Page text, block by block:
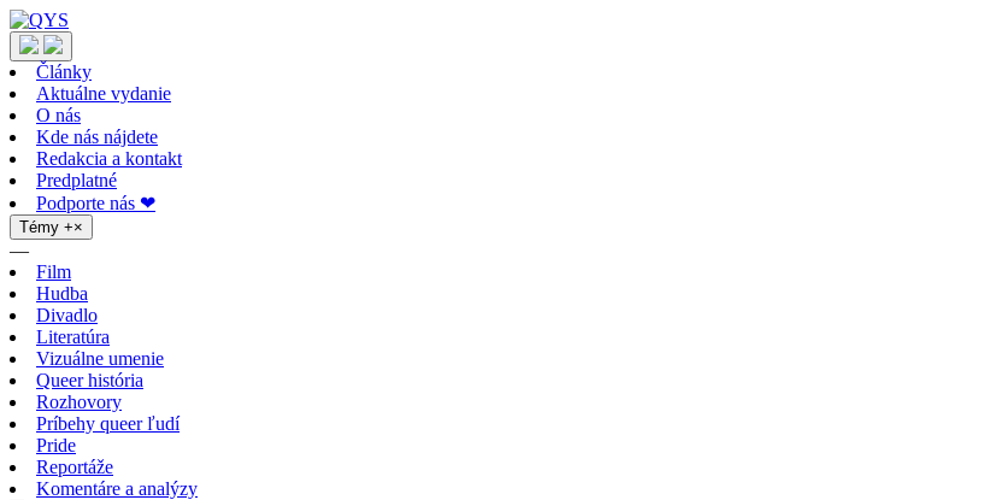
Články
Aktuálne vydanie
O nás
Kde nás nájdete
Redakcia a kontakt
Predplatné
Podporte nás ❤
Témy +×
—
Film
Hudba
Divadlo
Literatúra
Vizuálne umenie
Queer história
Rozhovory
Príbehy queer ľudí
Pride
Reportáže
Komentáre a analýzy